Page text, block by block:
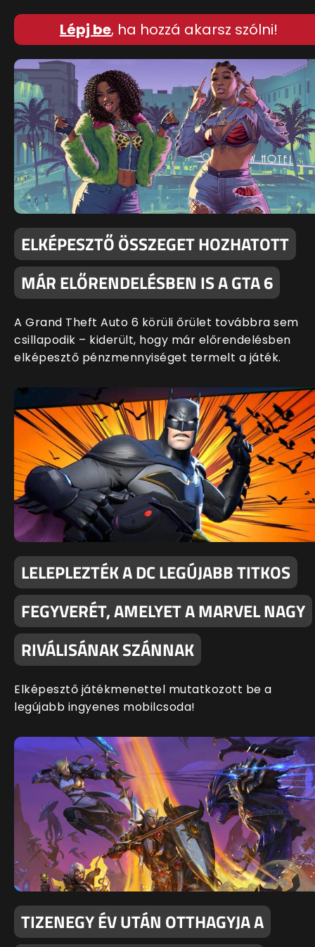
Lépj be, ha hozzá akarsz szólni!
ELKÉPESZTŐ ÖSSZEGET HOZHATOTT
MÁR ELŐRENDELÉSBEN IS A GTA 6
A Grand Theft Auto 6 körüli őrület továbbra sem
csillapodik – kiderült, hogy már előrendelésben
elképesztő pénzmennyiséget termelt a játék.
LELEPLEZTÉK A DC LEGÚJABB TITKOS
FEGYVERÉT, AMELYET A MARVEL NAGY
RIVÁLISÁNAK SZÁNNAK
Elképesztő játékmenettel mutatkozott be a
legújabb ingyenes mobilcsoda!
TIZENEGY ÉV UTÁN OTTHAGYJA A